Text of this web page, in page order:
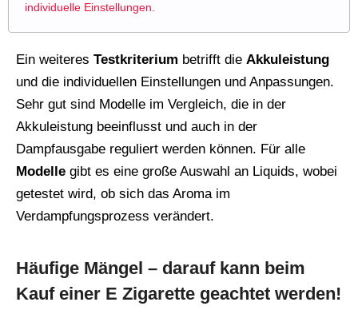
individuelle Einstellungen.
Ein weiteres Testkriterium betrifft die Akkuleistung
und die individuellen Einstellungen und Anpassungen.
Sehr gut sind Modelle im Vergleich, die in der
Akkuleistung beeinflusst und auch in der
Dampfausgabe reguliert werden können. Für alle
Modelle gibt es eine große Auswahl an Liquids, wobei
getestet wird, ob sich das Aroma im
Verdampfungsprozess verändert.
Häufige Mängel – darauf kann beim
Kauf einer E Zigarette geachtet werden!